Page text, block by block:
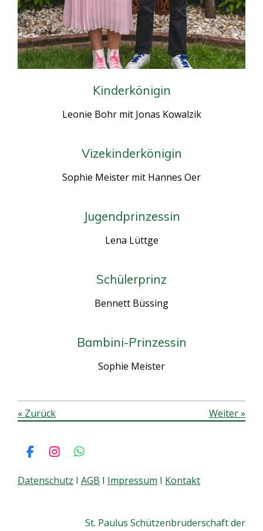
Kinderkönigin
Leonie Bohr mit Jonas Kowalzik
Vizekinderkönigin
Sophie Meister mit Hannes Oer
Jugendprinzessin
Lena Lüttge
Schülerprinz
Bennett Büssing
Bambini-Prinzessin
Sophie Meister
« Zurück Weiter»
F
c
e
I
s
t
W
a
t
Datenschutz I AGB I Impressum I Kontakt
St. Paulus Schützenbruderschaft der